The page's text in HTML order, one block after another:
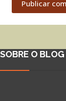
Publicar
SOBRE O BLOG